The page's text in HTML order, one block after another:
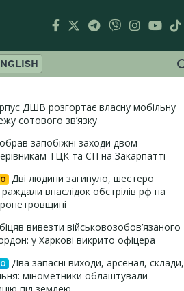
ДШВ розгортає власну мобільну
сотового зв’язку
запобіжні заходи двом
ТЦК та СП на Закарпатті
Дві людини загинуло, шестеро
внаслідок обстрілів рф на
вивезти військовозобов’язаного
у Харкові викрито офіцера
Два запасні виходи, арсенал, склади,
мінометники облаштували